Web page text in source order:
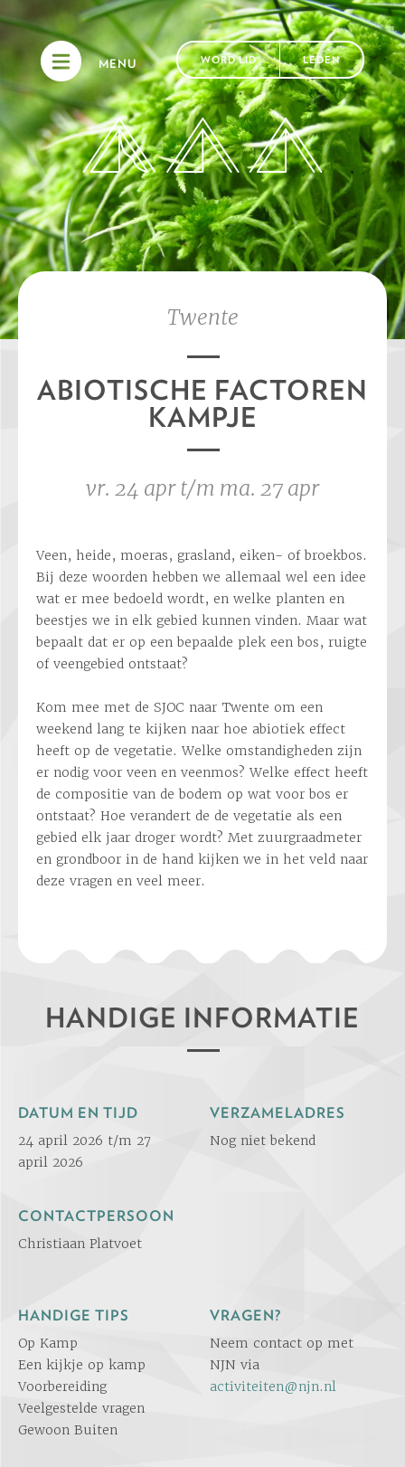
MENU WORD LID LEDEN
Twente
ABIOTISCHE FACTOREN
KAMPJE
vr. 24 apr t/m ma. 27 apr
Veen, heide, moeras, grasland, eiken- of broekbos.
Bij deze woorden hebben we allemaal wel een idee
wat er mee bedoeld wordt, en welke planten en
beestjes we in elk gebied kunnen vinden. Maar wat
bepaalt dat er op een bepaalde plek een bos, ruigte
of veengebied ontstaat?
Kom mee met de SJOC naar Twente om een
weekend lang te kijken naar hoe abiotiek effect
heeft op de vegetatie. Welke omstandigheden zijn
er nodig voor veen en veenmos? Welke effect heeft
de compositie van de bodem op wat voor bos er
ontstaat? Hoe verandert de de vegetatie als een
gebied elk jaar droger wordt? Met zuurgraadmeter
en grondboor in de hand kijken we in het veld naar
deze vragen en veel meer.
HANDIGE INFORMATIE
DATUM EN TIJD
24 april 2026 t/m 27
april 2026
CONTACTPERSOON
Christiaan Platvoet
VERZAMELADRES
Nog niet bekend
HANDIGE TIPS
Op Kamp
Een kijkje op kamp
Voorbereiding
Veelgestelde vragen
Gewoon Buiten
VRAGEN?
Neem contact op met
NJN via
activiteiten@njn.nl